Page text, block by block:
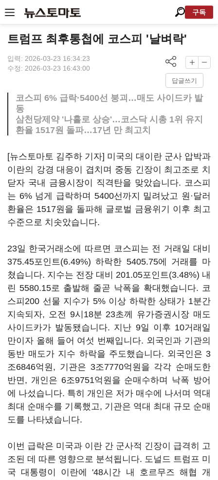
구독
트럼프 최후통첩에 코스피 '날벼락'
입력: 2026-03-23 16:34:23
수정: 2026-03-23 16:43:00
답글쓰기
코스피 6% 급락·5400선 붕괴…매도 사이드카 발
동
삼천당제약 '나홀로 상승'…코스닥 시총 1위 유지
환율 1517원 돌파…17년 만 최고치
[뉴스토마토 김주하 기자] 미국의 대이란 군사 압박과
이란의 강경 대응이 겹치며 중동 긴장이 최고조로 치
닫자 국내 금융시장이 직격탄을 맞았습니다. 코스피
는 6% 넘게 급락하며 5400선까지 밀려났고 원·달러
환율은 1517원을 돌파해 글로벌 금융위기 이후 최고
수준으로 치솟았습니다.
23일 한국거래소에 따르면 코스피는 전 거래일 대비
375.45포인트(6.49%) 하락한 5405.75에 거래를 마
쳤습니다. 지수는 전장 대비 201.05포인트(3.48%) 내
린 5580.15로 출발해 줄곧 낙폭을 확대했습니다. 코
스피200 선물 지수가 5% 이상 하락한 상태가 1분간
지속되자, 오전 9시18분 23초께 유가증권시장 매도
사이드카가 발동됐습니다. 지난 9일 이후 10거래일
만이자 올해 들어 여섯 번째입니다. 외국인과 기관의
동반 매도가 지수 하락을 주도했습니다. 외국인은 3
조6846억원, 기관은 3조7770억원을 각각 순매도한
반면, 개인은 6조9751억원을 순매수하며 낙폭 방어
에 나섰습니다. 특히 개인은 저가 매수에 나서며 역대
최대 순매수를 기록했고, 기관은 역대 최대 규모 순매
도를 나타냈습니다.
이번 급락은 미국과 이란 간 군사적 긴장이 급격히 고
조된 데 따른 영향으로 분석됩니다. 도널드 트럼프 미
국 대통령이 이란에 '48시간 내 호르무즈 해협 개